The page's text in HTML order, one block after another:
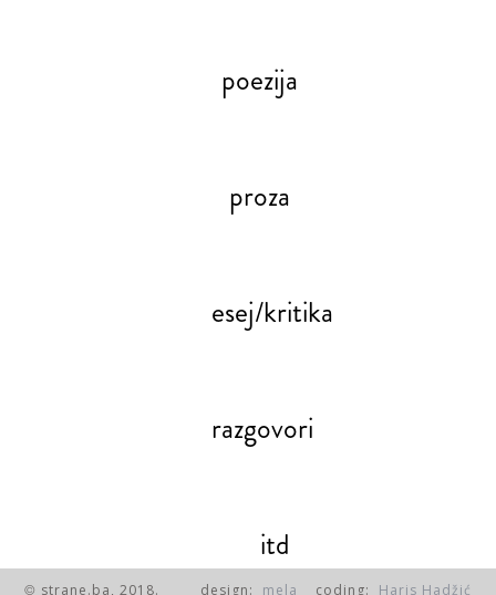
poezija
proza
esej/kritika
razgovori
itd
© strane.ba, 2018. design: mela coding: Haris Hadžić